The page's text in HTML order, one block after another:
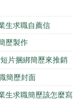
生求職自薦信
歷製作
片捆綁簡歷來推銷
簡歷封面
生求職簡歷該怎麼寫